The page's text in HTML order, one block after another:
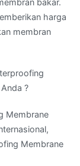
bakar.
harga
membran
?
Membrane
Membrane